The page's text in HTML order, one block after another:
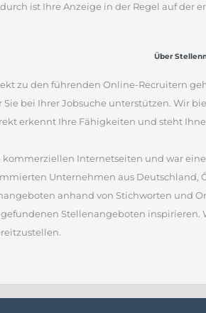
ist Ihre Anzeige in der Regel auf der
Über
zu den führenden Online-Recruitern
bei Ihrer Jobsuche unterstützen. Wir
erkennt Ihre Fähigkeiten und steht
Internetseiten und war
Unternehmen aus Deutschland,
anhand von Stichworten und
Stellenangeboten